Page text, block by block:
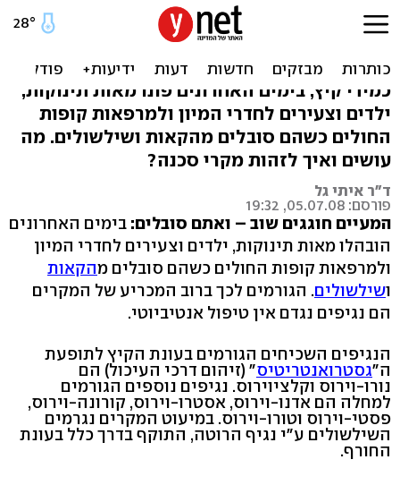
מגיפת שלשולים והקאות בכל
כמידי קיץ, בימים האחרונים פונו מאות תינוקות,
ילדים וצעירים לחדרי המיון ולמרפאות קופות
החולים כשהם סובלים מהקאות ושילשולים. מה
עושים ואיך לזהות מקרי סכנה?
ד"ר איתי גל
פורסם: 05.07.08, 19:32
המעיים חוגגים שוב – ואתם סובלים: בימים האחרונים
הובהלו מאות תינוקות, ילדים וצעירים לחדרי המיון
ולמרפאות קופות החולים כשהם סובלים מהקאות
ושילשולים. הגורמים לכך ברוב המכריע של המקרים
הם נגיפים נגדם אין טיפול אנטיביוטי.
הנגיפים השכיחים הגורמים בעונת הקיץ לתופעת
ה"גסטרואנטריטיס" (זיהום דרכי העיכול) הם
נורו-וירוס וקלציוירוס. נגיפים נוספים הגורמים
למחלה הם אדנו-וירוס, אסטרו-וירוס, קורונה-וירוס,
פסטי-וירוס וטורו-וירוס. במיעוט המקרים נגרמים
השילשולים ע"י נגיף הרוטה, התוקף בדרך כלל בעונת
החורף.